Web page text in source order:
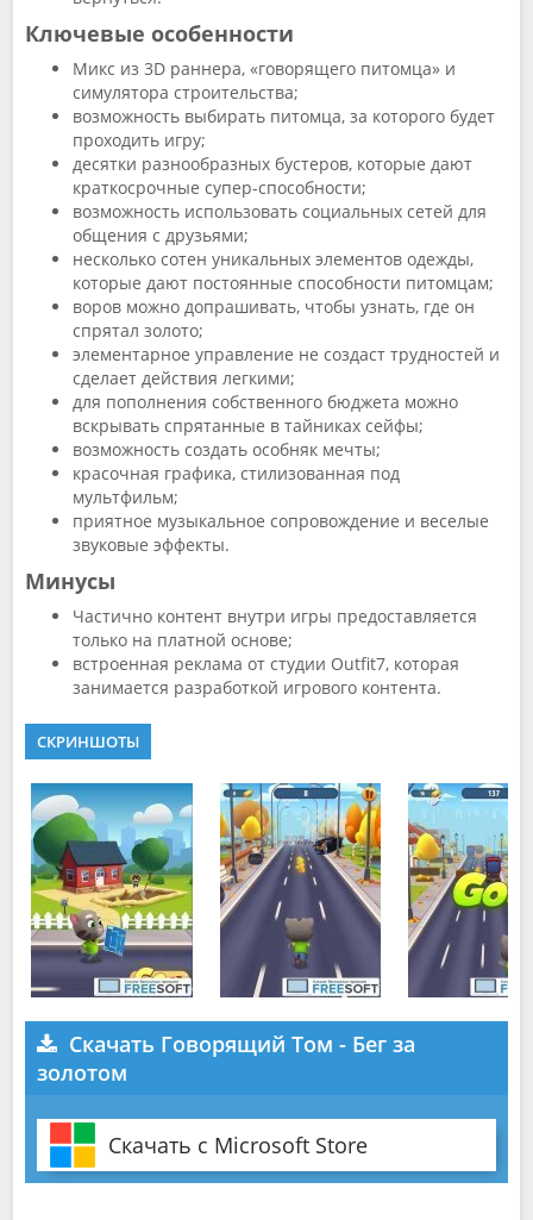
Ключевые особенности
Микс из 3D раннера, «говорящего питомца» и
симулятора строительства;
возможность выбирать питомца, за которого будет
проходить игру;
десятки разнообразных бустеров, которые дают
краткосрочные супер-способности;
возможность использовать социальных сетей для
общения с друзьями;
несколько сотен уникальных элементов одежды,
которые дают постоянные способности питомцам;
воров можно допрашивать, чтобы узнать, где он
спрятал золото;
элементарное управление не создаст трудностей и
сделает действия легкими;
для пополнения собственного бюджета можно
вскрывать спрятанные в тайниках сейфы;
возможность создать особняк мечты;
красочная графика, стилизованная под
мультфильм;
приятное музыкальное сопровождение и веселые
звуковые эффекты.
Минусы
Частично контент внутри игры предоставляется
только на платной основе;
встроенная реклама от студии Outfit7, которая
занимается разработкой игрового контента.
СКРИНШОТЫ
Скачать Говорящий Том - Бег за
золотом
Скачать с Microsoft Store